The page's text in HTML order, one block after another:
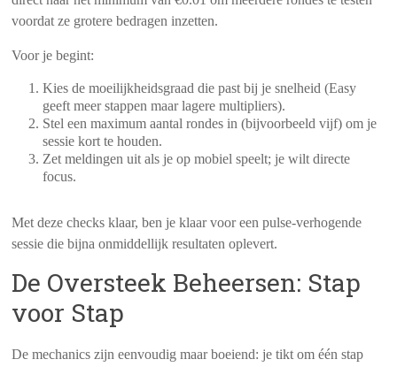
voordat ze grotere bedragen inzetten.
Voor je begint:
Kies de moeilijkheidsgraad die past bij je snelheid (Easy
geeft meer stappen maar lagere multipliers).
Stel een maximum aantal rondes in (bijvoorbeeld vijf) om je
sessie kort te houden.
Zet meldingen uit als je op mobiel speelt; je wilt directe
focus.
Met deze checks klaar, ben je klaar voor een pulse‑verhogende
sessie die bijna onmiddellijk resultaten oplevert.
De Oversteek Beheersen: Stap
voor Stap
De mechanics zijn eenvoudig maar boeiend: je tikt om één stap